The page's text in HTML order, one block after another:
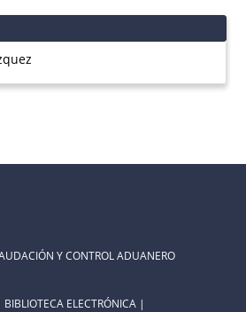
Y CONTROL ADUANERO
BIBLIOTECA ELECTRÓNICA |